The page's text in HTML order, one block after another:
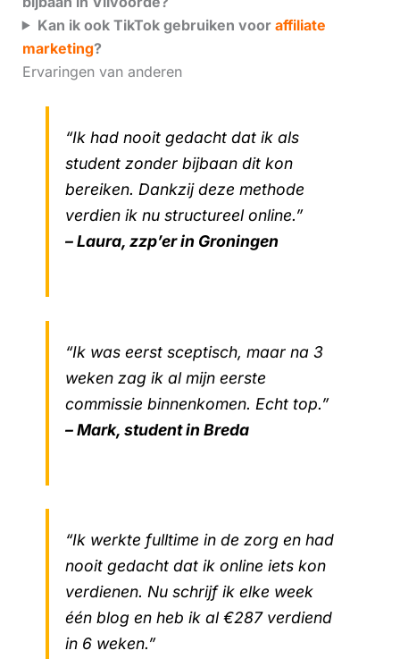
Kan ik ook TikTok gebruiken voor affiliate
marketing?
Ervaringen van anderen
“Ik had nooit gedacht dat ik als
student zonder bijbaan dit kon
bereiken. Dankzij deze methode
verdien ik nu structureel online.”
– Laura, zzp’er in Groningen
“Ik was eerst sceptisch, maar na 3
weken zag ik al mijn eerste
commissie binnenkomen. Echt top.”
– Mark, student in Breda
“Ik werkte fulltime in de zorg en had
nooit gedacht dat ik online iets kon
verdienen. Nu schrijf ik elke week
één blog en heb ik al €287 verdiend
in 6 weken.”